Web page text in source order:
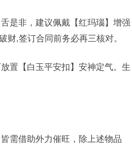
是非，建议佩戴【红玛瑙】增强
财,签订合同前务必再三核对。
置【白玉平安扣】安神定气。生
需借助外力催旺，除上述物品